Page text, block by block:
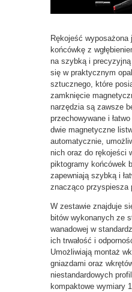
Rękojeść wyposażona
końcówkę z
na szybką i
się w praktycznym
sztucznego, które
zamknięcie
narzędzia są zawsze
przechowywane i
dwie magnetyczne
automatycznie,
nich oraz do rękojeści
piktogramy końcówek
zapewniają szybką i
znacząco przyspiesza
W zestawie znajduje
bitów wykonanych ze
wanadowej w
ich trwałość i
Umożliwiają montaż
gniazdami oraz
niestandardowych
kompaktowe wymiary